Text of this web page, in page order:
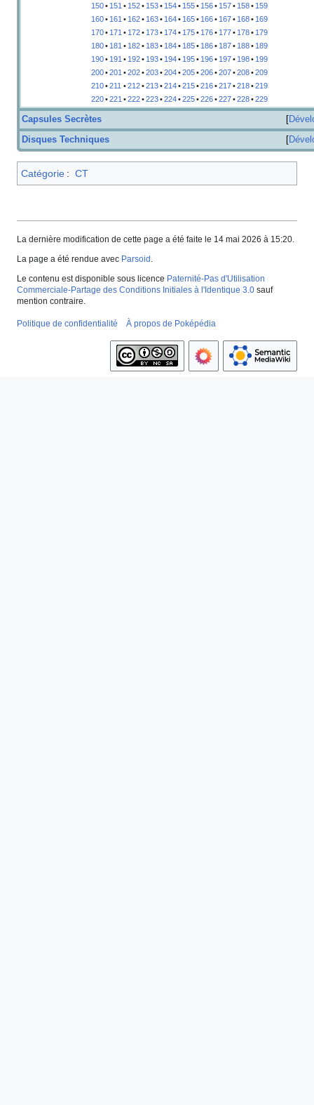
150• 151 • 152• 153• 154• 155• 156• 157• 158• 159
160• 161 • 162• 163• 164• 165• 166• 167• 168• 169
170• 171 • 172• 173• 174• 175• 176• 177• 178• 179
180• 181 • 182• 183• 184• 185• 186• 187• 188• 189
190• 191 • 192• 193• 194• 195• 196• 197• 198• 199
200•201 •202•203•204•205•206•207•208•209
210•211 •212•213•214•215•216•217•218•219
220•221 •222•223•224•225•226•227•228•229
Capsules Secrètes
Disques Techniques
Catégorie : CT
La dernière modification de cette page a été faite le 14 mai 2026 à 15:20.
La page a été rendue avec Parsoid
Le contenu est disponible sous licence Paternité-Pas d'Utilisation
Commerciale-Partage des Conditions Initiales à l'Identique 3.0 sauf
mention contraire.
Politique de confidentialité À propos de Poképédia